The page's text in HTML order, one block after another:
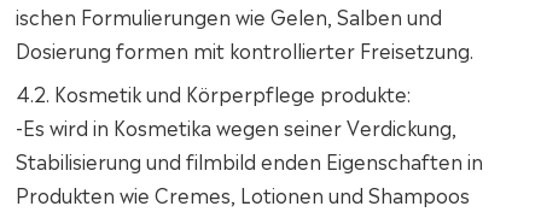
ischen Formulierungen wie Gelen, Salben und
Dosierung formen mit kontrollierter Freisetzung.
4.2. Kosmetik und Körperpflege produkte:
-Es wird in Kosmetika wegen seiner Verdickung,
Stabilisierung und filmbild enden Eigenschaften in
Produkten wie Cremes, Lotionen und Shampoos